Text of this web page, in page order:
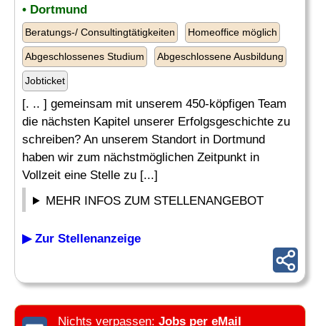
• Dortmund
Beratungs-/ Consultingtätigkeiten Homeoffice möglich
Abgeschlossenes Studium Abgeschlossene Ausbildung
Jobticket
[. .. ] gemeinsam mit unserem 450-köpfigen Team
die nächsten Kapitel unserer Erfolgsgeschichte zu
schreiben? An unserem Standort in Dortmund
haben wir zum nächstmöglichen Zeitpunkt in
Vollzeit eine Stelle zu [...]
MEHR INFOS ZUM STELLENANGEBOT
▶ Zur Stellenanzeige
Nichts verpassen: Jobs per eMail